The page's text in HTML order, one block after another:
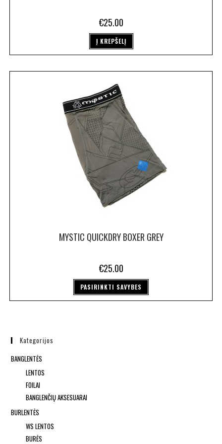
€25.00
Į KREPŠELĮ
MYSTIC QUICKDRY BOXER GREY
€25.00
PASIRINKTI SAVYBES
Kategorijos
BANGLENTĖS
LENTOS
FOILAI
BANGLENČIŲ AKSESUARAI
BURLENTĖS
WS LENTOS
BURĖS